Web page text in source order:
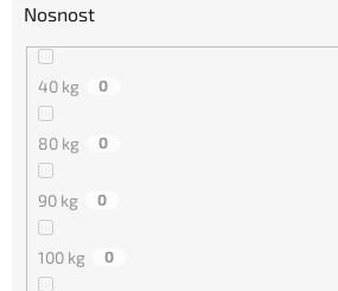
Nosnost
40 kg 0
80 kg 0
90 kg 0
100 kg 0